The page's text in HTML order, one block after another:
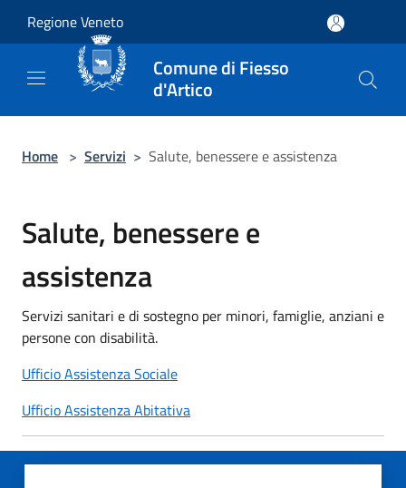
Regione Veneto
Comune di Fiesso
d'Artico
Home > Servizi > Salute, benessere e assistenza
Salute, benessere e
assistenza
Servizi sanitari e di sostegno per minori, famiglie, anziani e
persone con disabilità.
Ufficio Assistenza Sociale
Ufficio Assistenza Abitativa